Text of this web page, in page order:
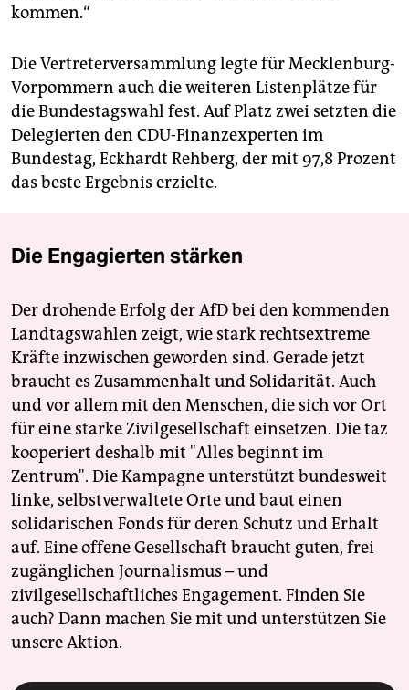
kommen.“
Die Vertreterversammlung legte für Mecklenburg-
Vorpommern auch die weiteren Listenplätze für
die Bundestagswahl fest. Auf Platz zwei setzten die
Delegierten den CDU-Finanzexperten im
Bundestag, Eckhardt Rehberg, der mit 97,8 Prozent
das beste Ergebnis erzielte.
Die Engagierten stärken
Der drohende Erfolg der AfD bei den kommenden
Landtagswahlen zeigt, wie stark rechtsextreme
Kräfte inzwischen geworden sind. Gerade jetzt
braucht es Zusammenhalt und Solidarität. Auch
und vor allem mit den Menschen, die sich vor Ort
für eine starke Zivilgesellschaft einsetzen. Die taz
kooperiert deshalb mit "Alles beginnt im
Zentrum". Die Kampagne unterstützt bundesweit
linke, selbstverwaltete Orte und baut einen
solidarischen Fonds für deren Schutz und Erhalt
auf. Eine offene Gesellschaft braucht guten, frei
zugänglichen Journalismus – und
zivilgesellschaftliches Engagement. Finden Sie
auch? Dann machen Sie mit und unterstützen Sie
unsere Aktion.